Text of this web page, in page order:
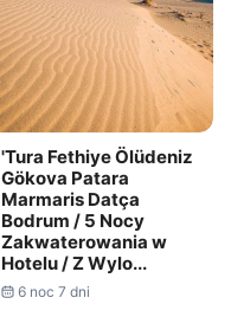
'Tura Fethiye Ölüdeniz
Gökova Patara
Marmaris Datça
Bodrum / 5 Nocy
Zakwaterowania w
Hotelu / Z Wylo...
6 noc 7 dni